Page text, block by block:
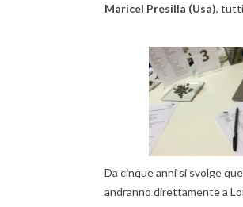
Maricel Presilla (Usa), tutti
Da cinque anni si svolge
andranno direttamente a